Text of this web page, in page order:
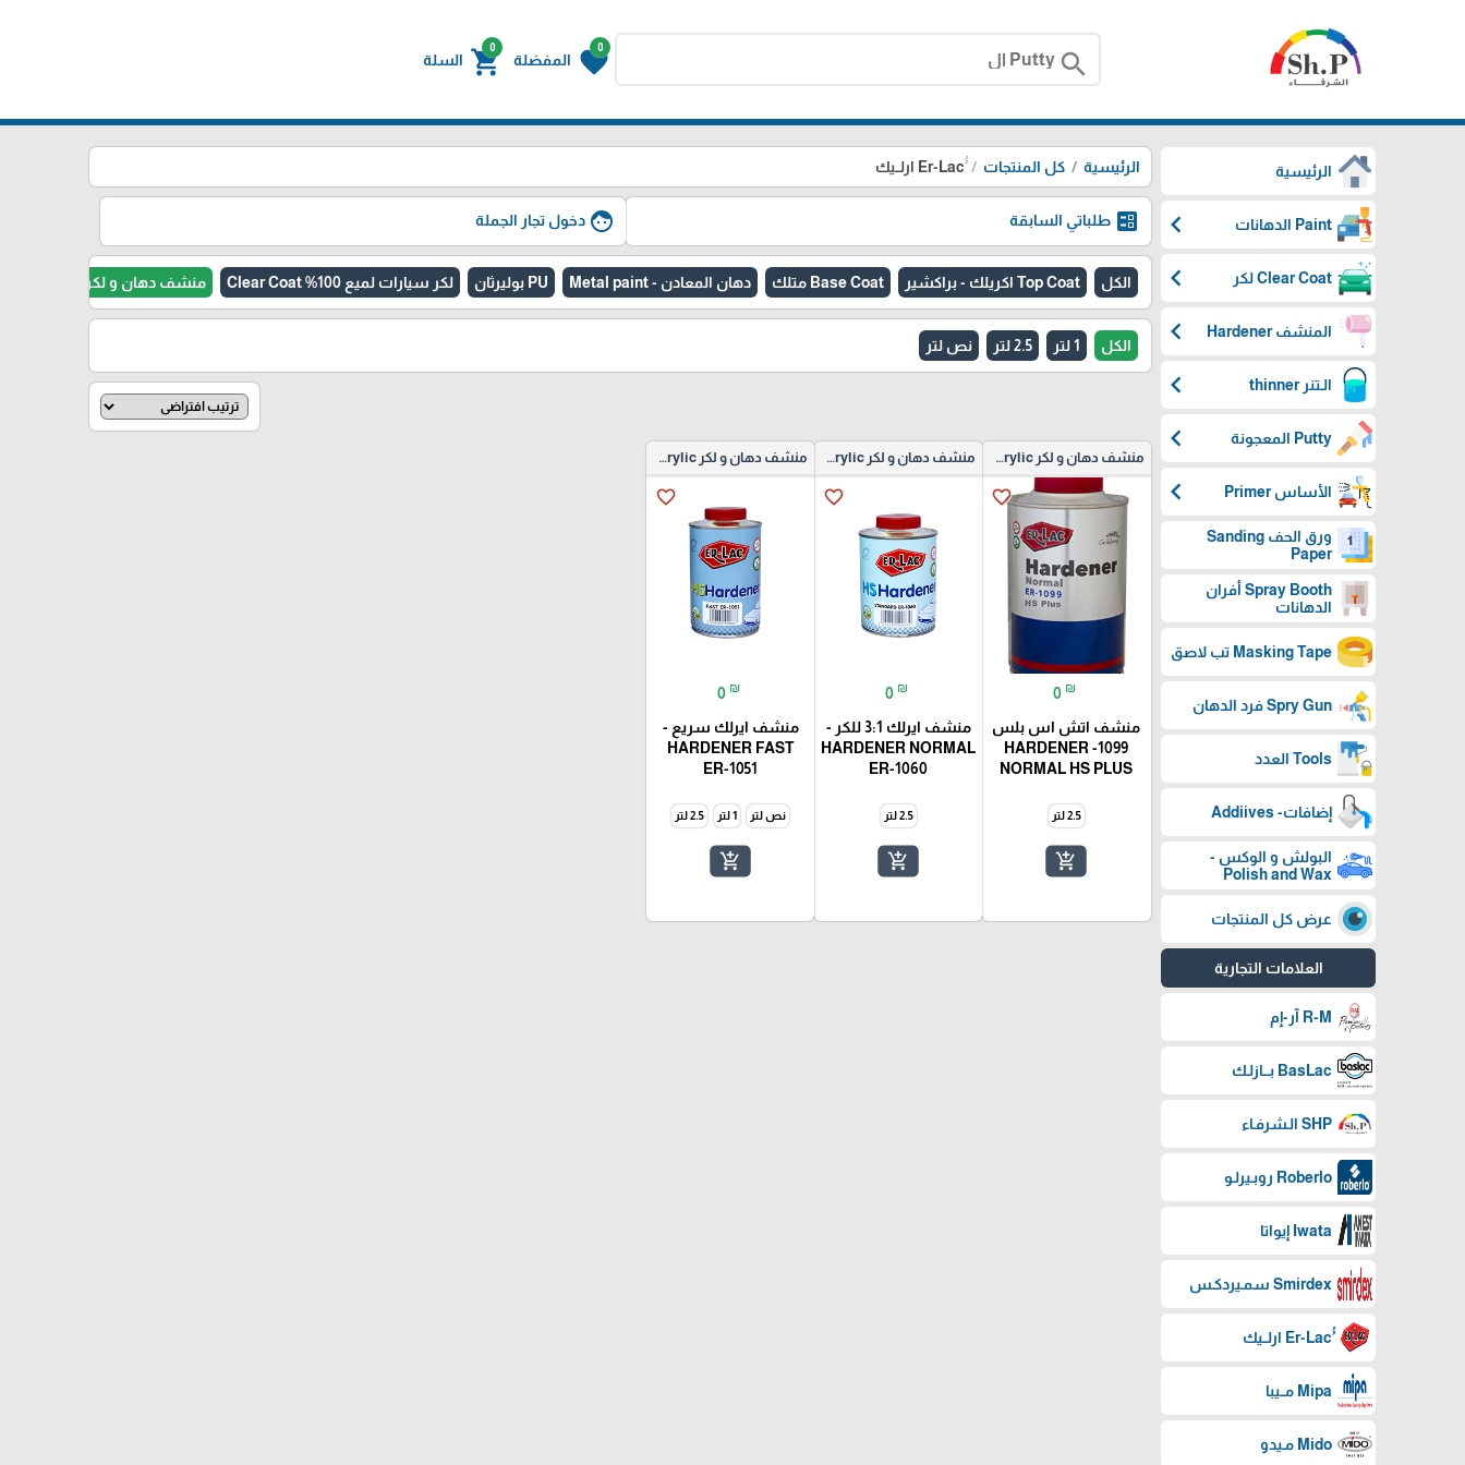
search
0
favorite المفضلة
0
shopping_cart السلة
الرئيسية
Paint الدهانات chevron_left
Clear Coat لكر chevron_left
المنشف Hardener chevron_left
الـتنر thinner chevron_left
Putty المعجونة chevron_left
الأساس Primer chevron_left
ورق الحف Sanding
Paper
Spray Booth أفران
الدهانات
Masking Tape تب لاصق
Spry Gun فرد الدهان
Tools العدد
إضافات- Addiives
البولش و الوكس -
Polish and Wax
عرض كل المنتجات
العلامات التجارية
R-M آر-إم
BasLac بـــازلـك
SHP الـشرفـاء
Roberlo روبـيرلـو
Iwata إيواتا
Smirdex سمـيردكـس
Mipa مــيبا
Mido مـيدو
الرئيسية كل المنتجات
ballot طلباتي السابقة face دخول تجار الجملة
الكل Top Coat اكريلك - براكشير Base Coat متلك دهان المعادن - Metal paint PU بوليرثان لكر سيارات لميع 100% Clear Coat منشف دهان و لكر hardener Clear and Acrylic
الكل 1 لتر 2.5 لتر نص لتر
منشف دهان و لكر hardener Clear and Acrylic
favorite_border
0 ₪
منشف اتش اس بلس
1099- HARDENER
NORMAL HS PLUS
2.5 لتر
add_shopping_cart
منشف دهان و لكر hardener Clear and Acrylic
favorite_border
0 ₪
منشف ايرلك 3:1 للكر -
HARDENER NORMAL
ER-1060
2.5 لتر
add_shopping_cart
منشف دهان و لكر hardener Clear and Acrylic
favorite_border
0 ₪
منشف ايرلك سريع -
HARDENER FAST
ER-1051
نص لتر 1 لتر 2.5 لتر
add_shopping_cart